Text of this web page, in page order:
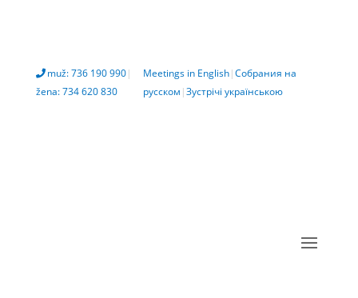
muž: 736 190 990|
žena: 734 620 830
Meetings in English|Собрания на
русском |Зустрічі українською